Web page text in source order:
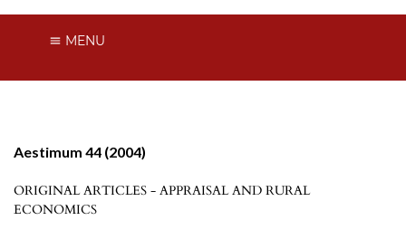
MENU
Aestimum 44 (2004)
ORIGINAL ARTICLES - APPRAISAL AND RURAL
ECONOMICS